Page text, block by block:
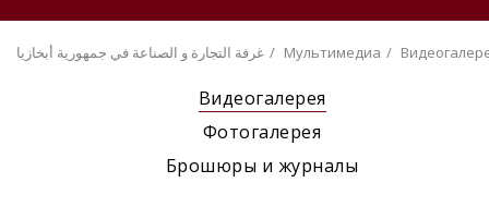
غرفة التجارة و الصناعة في جمهورية أبخازيا Мультимедиа
Видеогалерея
Фотогалерея
Брошюры и журналы